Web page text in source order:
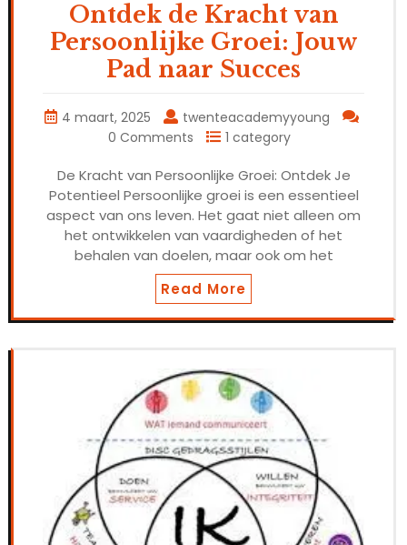
Ontdek de Kracht van
Persoonlijke Groei: Jouw
Pad naar Succes
4 maart, 2025
twenteacademyyoung
0 Comments
1 category
De Kracht van Persoonlijke Groei: Ontdek Je
Potentieel Persoonlijke groei is een essentieel
aspect van ons leven. Het gaat niet alleen om
het ontwikkelen van vaardigheden of het
behalen van doelen, maar ook om het
Read More